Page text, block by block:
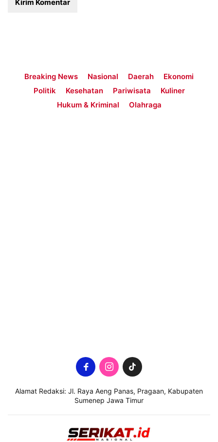
Breaking News Nasional Daerah
Ekonomi
Politik
Kesehatan Pariwisata
Kuliner
Hukum & Kriminal
Olahraga
Alamat Redaksi: Jl. Raya Aeng Panas, Pragaan, Kabupaten
Sumenep Jawa Timur